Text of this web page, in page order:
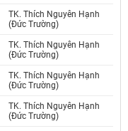
TK. Thích Nguyên Hạnh
(Đức Trường)
TK. Thích Nguyên Hạnh
(Đức Trường)
TK. Thích Nguyên Hạnh
(Đức Trường)
TK. Thích Nguyên Hạnh
(Đức Trường)